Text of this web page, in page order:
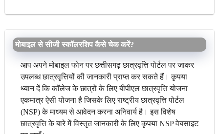
मोबाइल से सीजी स्कॉलरशिप कैसे चेक करें?
आप अपने मोबाइल फोन पर छत्तीसगढ़ छात्रवृत्ति पोर्टल पर जाकर
उपलब्ध छात्रवृत्तियों की जानकारी प्राप्त कर सकते हैं। कृपया
ध्यान दें कि कॉलेज के छात्रों के लिए बीपीएल छात्रवृत्ति योजना
एकमात्र ऐसी योजना है जिसके लिए राष्ट्रीय छात्रवृत्ति पोर्टल
(NSP) के माध्यम से आवेदन करना अनिवार्य है। इस विशेष
छात्रवृत्ति के बारे में विस्तृत जानकारी के लिए कृपया NSP वेबसाइट